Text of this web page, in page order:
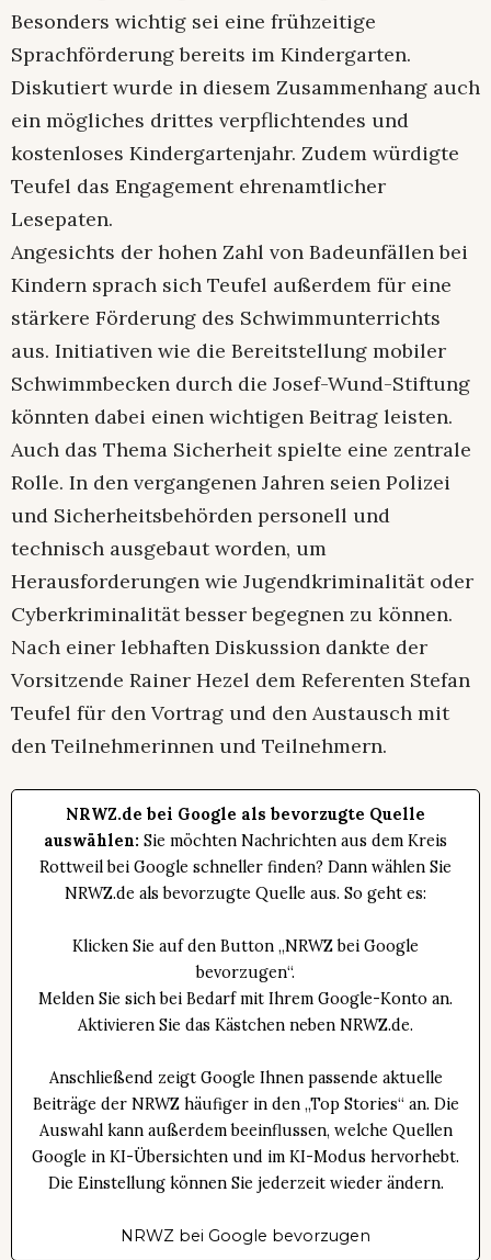
Besonders wichtig sei eine frühzeitige
Sprachförderung bereits im Kindergarten.
Diskutiert wurde in diesem Zusammenhang auch
ein mögliches drittes verpflichtendes und
kostenloses Kindergartenjahr. Zudem würdigte
Teufel das Engagement ehrenamtlicher
Lesepaten.
Angesichts der hohen Zahl von Badeunfällen bei
Kindern sprach sich Teufel außerdem für eine
stärkere Förderung des Schwimmunterrichts
aus. Initiativen wie die Bereitstellung mobiler
Schwimmbecken durch die Josef-Wund-Stiftung
könnten dabei einen wichtigen Beitrag leisten.
Auch das Thema Sicherheit spielte eine zentrale
Rolle. In den vergangenen Jahren seien Polizei
und Sicherheitsbehörden personell und
technisch ausgebaut worden, um
Herausforderungen wie Jugendkriminalität oder
Cyberkriminalität besser begegnen zu können.
Nach einer lebhaften Diskussion dankte der
Vorsitzende Rainer Hezel dem Referenten Stefan
Teufel für den Vortrag und den Austausch mit
den Teilnehmerinnen und Teilnehmern.
NRWZ.de bei Google als bevorzugte Quelle
auswählen: Sie möchten Nachrichten aus dem Kreis
Rottweil bei Google schneller finden? Dann wählen Sie
NRWZ.de als bevorzugte Quelle aus. So geht es:
Klicken Sie auf den Button „NRWZ bei Google
bevorzugen“.
Melden Sie sich bei Bedarf mit Ihrem Google-Konto an.
Aktivieren Sie das Kästchen neben NRWZ.de.
Anschließend zeigt Google Ihnen passende aktuelle
Beiträge der NRWZ häufiger in den „Top Stories“ an. Die
Auswahl kann außerdem beeinflussen, welche Quellen
Google in KI-Übersichten und im KI-Modus hervorhebt.
Die Einstellung können Sie jederzeit wieder ändern.
NRWZ bei Google bevorzugen